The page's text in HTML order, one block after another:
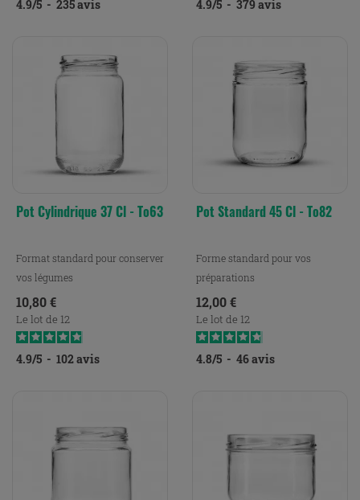
4.9/5 - 235avis 4.9/5 - 379 avis
Pot Cylindrique 37 Cl - To63
Format standard pour conserver
vos légumes
Prix
10,80 €
Le lot de 12
4.9/5 - 102avis
Pot Standard 45 Cl - To82
Forme standard pour vos
préparations
Prix
12,00 €
Le lot de 12
4.8/5 - 46avis